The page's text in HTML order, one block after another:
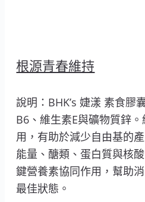
根源青春維持
說明：BHK’s 婕漾 素食膠
B6、維生素E與礦物質鋅
用，有助於減少自由基的
能量、醣類、蛋白質與核
鍵營養素協同作用，幫助
最佳狀態。